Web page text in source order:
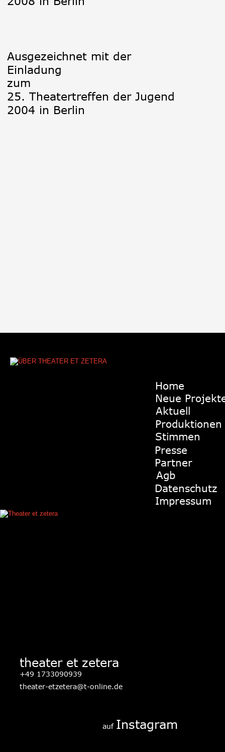
theater et zetera
+49 1733090939
auf Instagram
Home
Neue
Aktuell
Stimmen
Partner
Agb
Produktionen
Datenschutz
Impressum
Presse
theater-etzetera@t-online.de
Ausgezeichnet mit der
Einladung
zum
25. Theatertreffen der Jugend
2004 in Berlin